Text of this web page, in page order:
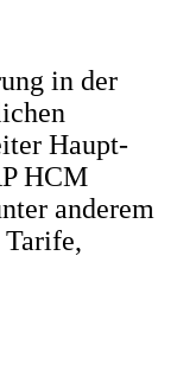
in der
Haupt-
HCM
anderem